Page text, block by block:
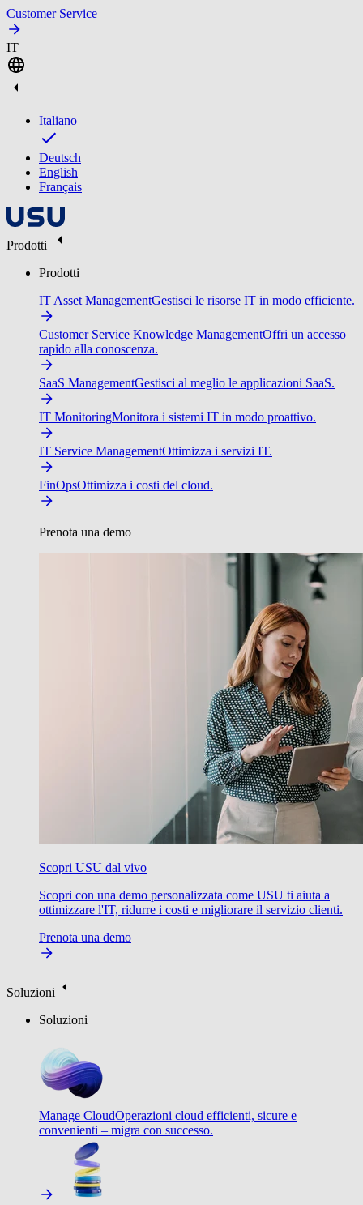
Customer Service
IT
Italiano
Deutsch
English
Français
Prodotti
Prodotti
IT Asset ManagementGestisci le risorse IT in modo efficiente.
Customer Service Knowledge ManagementOffri un accesso
rapido alla conoscenza.
SaaS ManagementGestisci al meglio le applicazioni SaaS.
IT MonitoringMonitora i sistemi IT in modo proattivo.
IT Service ManagementOttimizza i servizi IT.
FinOpsOttimizza i costi del cloud.
Prenota una demo
Scopri USU dal vivo
Scopri con una demo personalizzata come USU ti aiuta a
ottimizzare l'IT, ridurre i costi e migliorare il servizio clienti.
Prenota una demo
Soluzioni
Soluzioni
Manage CloudOperazioni cloud efficienti, sicure e
convenienti – migra con successo.